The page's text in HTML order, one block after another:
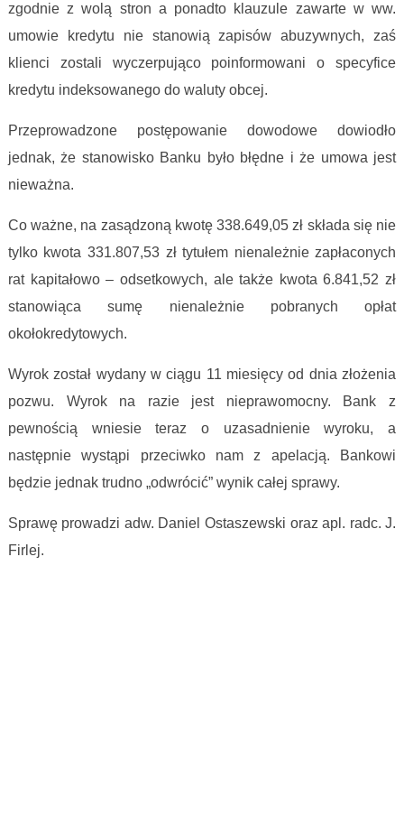
zgodnie z wolą stron a ponadto klauzule zawarte w ww.
umowie kredytu nie stanowią zapisów abuzywnych, zaś
klienci zostali wyczerpująco poinformowani o specyfice
kredytu indeksowanego do waluty obcej.
Przeprowadzone postępowanie dowodowe dowiodło
jednak, że stanowisko Banku było błędne i że umowa jest
nieważna.
Co ważne, na zasądzoną kwotę 338.649,05 zł składa się nie
tylko kwota 331.807,53 zł tytułem nienależnie zapłaconych
rat kapitałowo – odsetkowych, ale także kwota 6.841,52 zł
stanowiąca sumę nienależnie pobranych opłat
okołokredytowych.
Wyrok został wydany w ciągu 11 miesięcy od dnia złożenia
pozwu. Wyrok na razie jest nieprawomocny. Bank z
pewnością wniesie teraz o uzasadnienie wyroku, a
następnie wystąpi przeciwko nam z apelacją. Bankowi
będzie jednak trudno „odwrócić” wynik całej sprawy.
Sprawę prowadzi adw. Daniel Ostaszewski oraz apl. radc. J.
Firlej.